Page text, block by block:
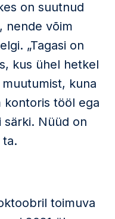
on suutnud
nende võim
„Tagasi on
kus ühel hetkel
kuna
kontoris tööl ega
särki. Nüüd on
ta.
toimuva